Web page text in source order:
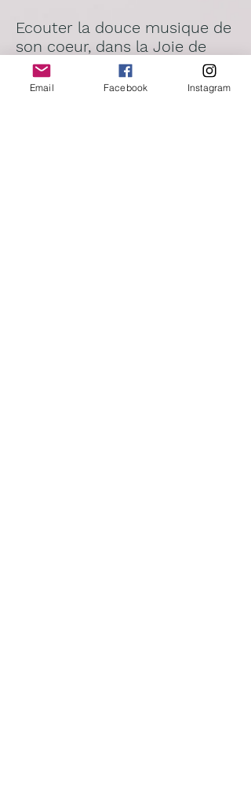
Ecouter la douce musique de
son coeur, dans la Joie de
Vivre .
Mes tableaux ou encore
Email Facebook Instagram